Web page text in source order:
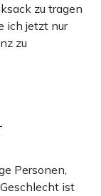
zu tragen
ich jetzt nur
zu
Personen,
ist